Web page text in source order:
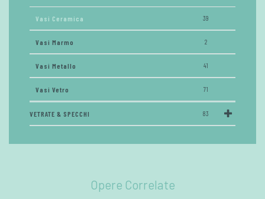
Vasi Ceramica 39
Vasi Marmo 2
Vasi Metallo 41
Vasi Vetro 71
VETRATE & SPECCHI 83
Opere Correlate